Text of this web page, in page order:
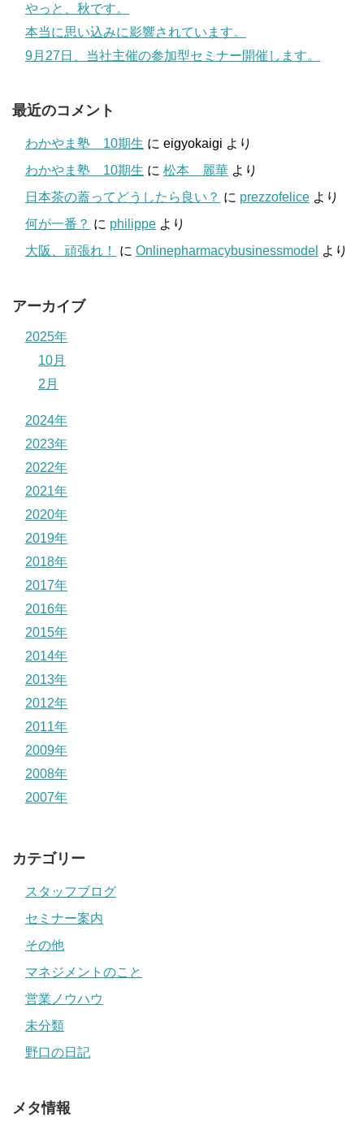
やっと、秋です。
本当に思い込みに影響されています。
9月27日、当社主催の参加型セミナー開催します。
最近のコメント
わかやま塾 10期生 に eigyokaigi より
わかやま塾 10期生 に 松本 麗華 より
日本茶の蓋ってどうしたら良い？ に prezzofelice より
何が一番？ に philippe より
大阪、頑張れ！
に Onlinepharmacybusinessmodel より
アーカイブ
2025年
10月
2月
2024年
2023年
2022年
2021年
2020年
2019年
2018年
2017年
2016年
2015年
2014年
2013年
2012年
2011年
2009年
2008年
2007年
カテゴリー
スタッフブログ
セミナー案内
その他
マネジメントのこと
営業ノウハウ
未分類
野口の日記
メタ情報